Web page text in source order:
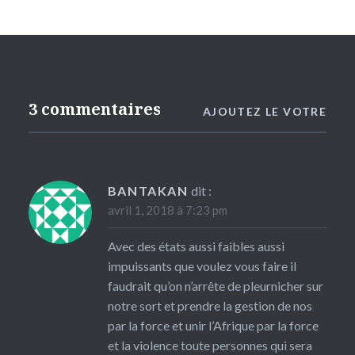
3 commentaires AJOUTEZ LE VOTRE
BANTAKAN dit :
avril 1, 2018 à 7:23 pm
Avec des états aussi faibles aussi
impuissants que voulez vous faire il
faudrait qu’on n’arrête de pleurnicher sur
notre sort et prendre la gestion de nos
par la force et unir l’Afrique par la force
et la violence toute personnes qui sera